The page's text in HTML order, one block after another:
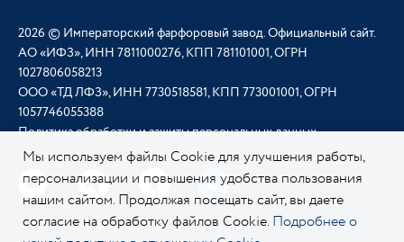
2026 © Императорский фарфоровый завод. Официальный сайт.
АО «ИФЗ», ИНН 7811000276, КПП 781101001, ОГРН
1027806058213
ООО «ТД ЛФЗ», ИНН 7730518581, КПП 773001001, ОГРН
1057746055388
Политика обработки и защиты персональных данных
Мы используем файлы Cookie для улучшения работы,
персонализации и повышения удобства пользования
нашим сайтом. Продолжая посещать сайт, вы даете
согласие на обработку файлов Cookie. Подробнее о